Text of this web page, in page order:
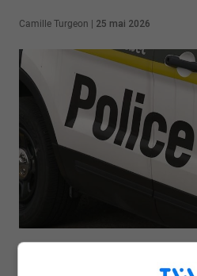
Camille Turgeon 25 mai 2026